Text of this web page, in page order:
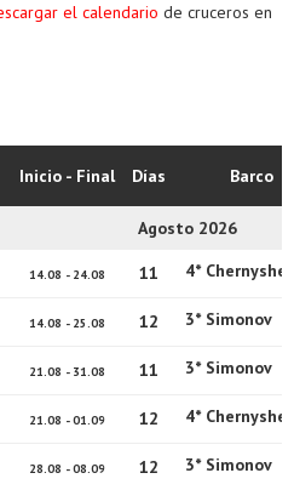
el calendario de cruceros en
Inicio - Final Días Barco
Agosto 2026
14.08 - 24.08 11 4*
14.08 - 25.08 12 3* Simonov
21.08 - 31.08 11 3* Simonov
21.08 - 01.09 12 4*
28.08 - 08.09 12 3* Simonov